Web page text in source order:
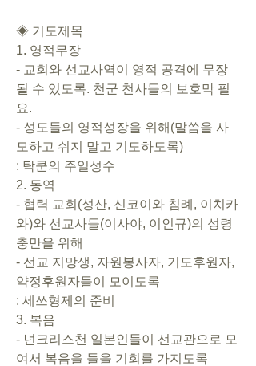
◈ 기도제목
1. 영적무장
- 교회와 선교사역이 영적 공격에 무장
될 수 있도록. 천군 천사들의 보호막 필
요.
- 성도들의 영적성장을 위해(말씀을 사
모하고 쉬지 말고 기도하도록)
: 탁쿤의 주일성수
2. 동역
- 협력 교회(성산, 신코이와 침례, 이치카
와)와 선교사들(이사야, 이인규)의 성령
충만을 위해
- 선교 지망생, 자원봉사자, 기도후원자,
약정후원자들이 모이도록
: 세쓰형제의 준비
3. 복음
- 넌크리스천 일본인들이 선교관으로 모
여서 복음을 들을 기회를 가지도록